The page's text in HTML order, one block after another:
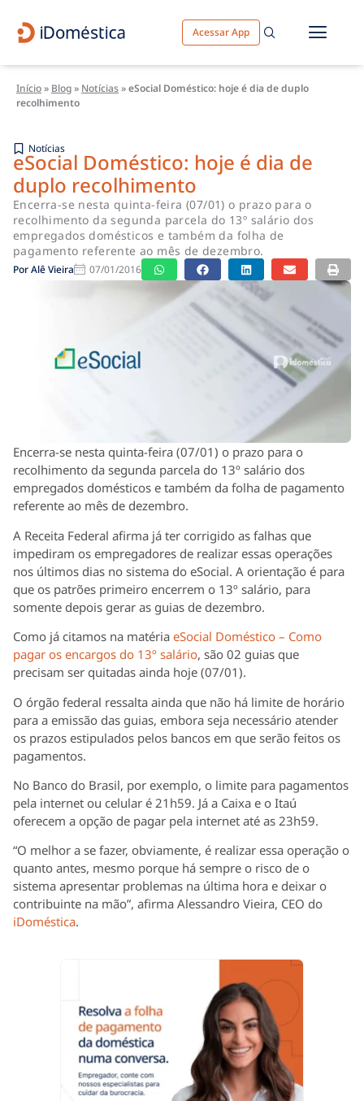
Acessar App
Início» Blog» Notícias»eSocial Doméstico: hoje é dia de duplo
recolhimento
Notícias
eSocial Doméstico: hoje é dia de
duplo recolhimento
Encerra-se nesta quinta-feira (07/01) o prazo para o
recolhimento da segunda parcela do 13º salário dos
empregados domésticos e também da folha de
pagamento referente ao mês de dezembro.
PorAlê Vieira 07/01/2016
Encerra-se nesta quinta-feira (07/01) o prazo para o
recolhimento da segunda parcela do 13º salário dos
empregados domésticos e também da folha de pagamento
referente ao mês de dezembro.
A Receita Federal afirma já ter corrigido as falhas que
impediram os empregadores de realizar essas operações
nos últimos dias no sistema do eSocial. A orientação é para
que os patrões primeiro encerrem o 13º salário, para
somente depois gerar as guias de dezembro.
Como já citamos na matéria eSocial Doméstico – Como
pagar os encargos do 13º salário, são 02 guias que
precisam ser quitadas ainda hoje (07/01).
O órgão federal ressalta ainda que não há limite de horário
para a emissão das guias, embora seja necessário atender
os prazos estipulados pelos bancos em que serão feitos os
pagamentos.
No Banco do Brasil, por exemplo, o limite para pagamentos
pela internet ou celular é 21h59. Já a Caixa e o Itaú
oferecem a opção de pagar pela internet até as 23h59.
“O melhor a se fazer, obviamente, é realizar essa operação o
quanto antes, mesmo porque há sempre o risco de o
sistema apresentar problemas na última hora e deixar o
contribuinte na mão”, afirma Alessandro Vieira, CEO do
iDoméstica.